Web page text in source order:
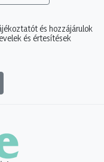
és hozzájárulok
és értesítések